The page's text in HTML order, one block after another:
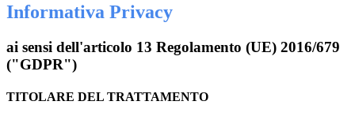
Informativa Privacy
ai sensi dell'articolo 13 Regolamento (UE) 2016/679
("GDPR")
TITOLARE DEL TRATTAMENTO